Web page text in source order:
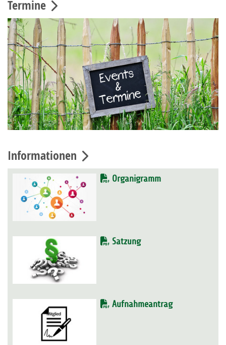
Termine
Informationen
Organigramm
Satzung
Aufnahmeantrag